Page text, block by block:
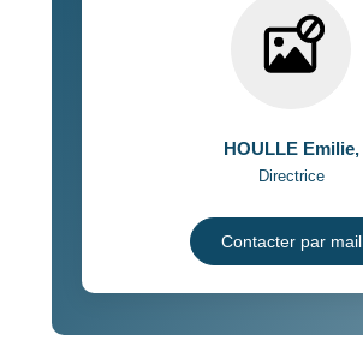
HOULLE Emilie,
Directrice
Contacter par mail